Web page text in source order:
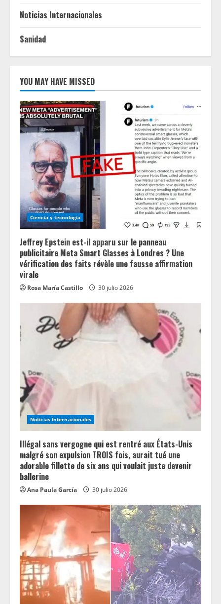
Noticias Internacionales
Sanidad
YOU MAY HAVE MISSED
Ciencia y tecnologia
Jeffrey Epstein est-il apparu sur le panneau
publicitaire Meta Smart Glasses à Londres ? Une
vérification des faits révèle une fausse affirmation
virale
Rosa María Castillo 30 julio 2026
Noticias Internacionales
Illégal sans vergogne qui est rentré aux États-Unis
malgré son expulsion TROIS fois, aurait tué une
adorable fillette de six ans qui voulait juste devenir
ballerine
Ana Paula García 30 julio 2026